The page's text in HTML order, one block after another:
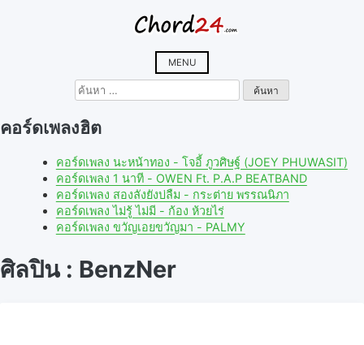
MENU
ค้นหา
สำหรับ:
คอร์ดเพลงฮิต
คอร์ดเพลง นะหน้าทอง - โจอี้ ภูวศิษฐ์ (JOEY PHUWASIT)
คอร์ดเพลง 1 นาที - OWEN Ft. P.A.P BEATBAND
คอร์ดเพลง สองลังยังบ่ลืม - กระต่าย พรรณนิภา
คอร์ดเพลง ไม่รู้ ไม่มี - ก้อง ห้วยไร่
คอร์ดเพลง ขวัญเอยขวัญมา - PALMY
ศิลปิน : BenzNer